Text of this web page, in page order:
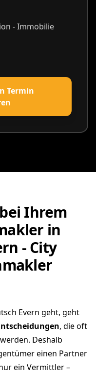
- Immobilie
Termin
Ihrem
in
- City
Evern geht, geht
, die oft
Deshalb
einen Partner
ein Vermittler –